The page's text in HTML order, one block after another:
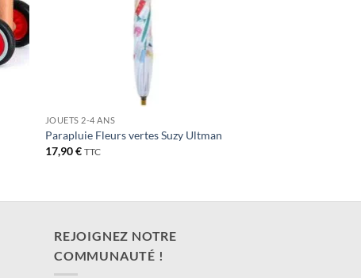
JOUETS 2-4 ANS
Parapluie Fleurs vertes Suzy Ultman
17,90€ TTC
REJOIGNEZ NOTRE
COMMUNAUTÉ !